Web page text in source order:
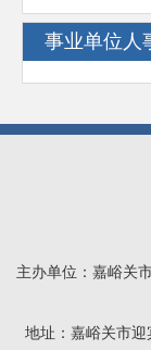
事业单位人
主办单位：嘉峪关
地址：嘉峪关市迎